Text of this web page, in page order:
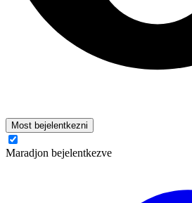
Most bejelentkezni
Maradjon bejelentkezve